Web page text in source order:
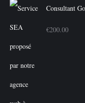
Consultant
€200.00